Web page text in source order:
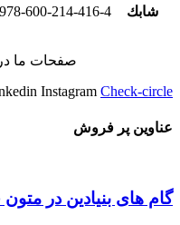
شابك 978-600-214-416-4
صفحات ما
Instagram Check-circle
عناوین پر فروش
گام های بنیادین در